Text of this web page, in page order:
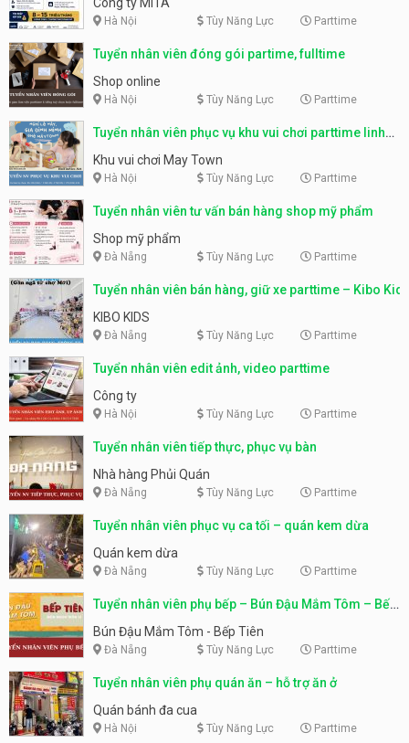
Hà Nội Tùy Năng Lực Parttime
Tuyển nhân viên đóng gói partime, fulltime
Shop online
Hà Nội Tùy Năng Lực Parttime
Tuyển nhân viên phục vụ khu vui chơi parttime linh
động
Khu vui chơi May Town
Hà Nội Tùy Năng Lực Parttime
Tuyển nhân viên tư vấn bán hàng shop mỹ phẩm
Shop mỹ phẩm
Đà Nẵng Tùy Năng Lực Parttime
Tuyển nhân viên bán hàng, giữ xe parttime – Kibo Kid
KIBO KIDS
Đà Nẵng Tùy Năng Lực Parttime
Tuyển nhân viên edit ảnh, video parttime
Công ty
Hà Nội Tùy Năng Lực Parttime
Tuyển nhân viên tiếp thực, phục vụ bàn
Nhà hàng Phủi Quán
Đà Nẵng Tùy Năng Lực Parttime
Tuyển nhân viên phục vụ ca tối – quán kem dừa
Quán kem dừa
Đà Nẵng Tùy Năng Lực Parttime
Tuyển nhân viên phụ bếp – Bún Đậu Mắm Tôm – Bếp
Tiên
Bún Đậu Mắm Tôm - Bếp Tiên
Đà Nẵng Tùy Năng Lực Parttime
Tuyển nhân viên phụ quán ăn – hỗ trợ ăn ở
Quán bánh đa cua
Hà Nội Tùy Năng Lực Parttime